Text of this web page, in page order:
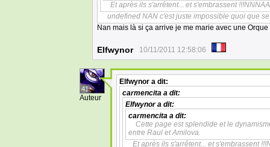
Et après ils s'arrêtent... et s'embrassent
undefined NAN c'est juste impossible quoi que
Nan mais là si ça arrive je me marie avec une
Elfwynor 10/11/2011 12:58:06
41
Auteur
Elfwynor a dit:
carmencita a dit:
Elfwynora dit:
carmencita a dit:
Cette page est splendide et le
entre Raul et Amilova.
Et après ils s'arrêtent... et s'embrassent